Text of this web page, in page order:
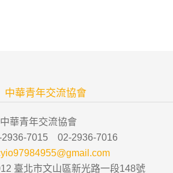
中華青年交流協會
中華青年交流協會
2936-7015 02-2936-7016
臺北市文山區新光路一段148號